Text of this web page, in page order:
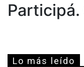
Participá.
Lo más leído